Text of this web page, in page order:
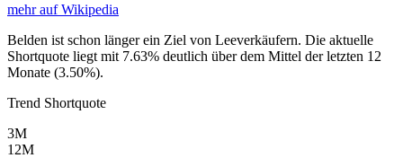
mehr auf Wikipedia
Belden ist schon länger ein Ziel von Leeverkäufern. Die aktuelle
Shortquote liegt mit 7.63% deutlich über dem Mittel der letzten 12
Monate (3.50%).
Trend Shortquote
3M
12M